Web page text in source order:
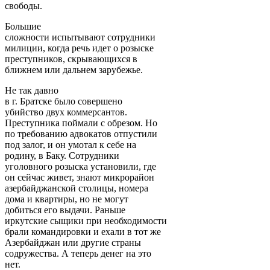
свободы.
Большие
сложности испытывают сотрудники
милиции, когда речь идет о розыске
преступников, скрывающихся в
ближнем или дальнем зарубежье.
Не так давно
в г. Братске было совершено
убийство двух коммерсантов.
Преступника поймали с обрезом. Но
по требованию адвокатов отпустили
под залог, и он умотал к себе на
родину, в Баку. Сотрудники
уголовного розыска установили, где
он сейчас живет, знают микрорайон
азербайджанской столицы, номера
дома и квартиры, но не могут
добиться его выдачи. Раньше
иркутские сыщики при необходимости
брали командировки и ехали в тот же
Азербайджан или другие страны
содружества. А теперь денег на это
нет.